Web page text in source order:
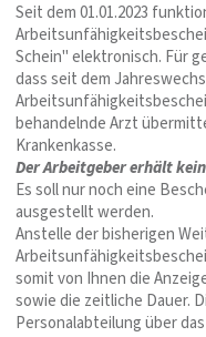
Seit dem 01.01.2023
Schein" elektronisch. Für
dass seit dem
behandelnde Arzt
Krankenkasse.
Der Arbeitgeber erhält
Es soll nur noch eine
ausgestellt werden.
Anstelle der bisherigen
somit von Ihnen die
sowie die zeitliche Dauer.
Personalabteilung über